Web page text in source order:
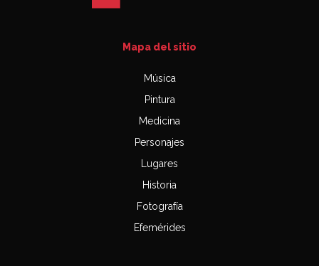
Mapa del sitio
Música
Pintura
Medicina
Personajes
Lugares
Historia
Fotografía
Efemérides